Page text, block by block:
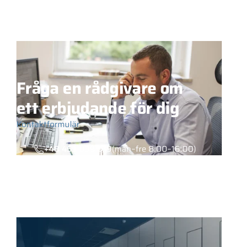
Fråga en rådgivare om
ett erbjudande för dig
Kontaktformulär
+48 453 039 919(mån–fre 8:00–16:00)